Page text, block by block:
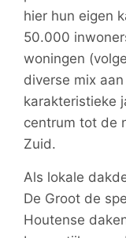
hier hun eigen
50.000
woningen
diverse mix
karakteristieke
centrum tot de
Zuid.
Als lokale
De Groot de
Houtense